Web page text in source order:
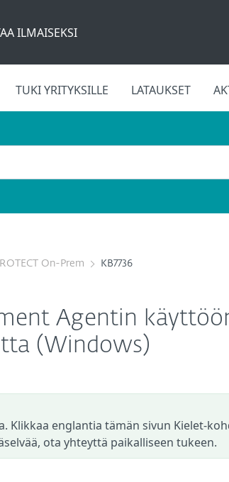
ILMAISEKSI
TUKI YRITYKSILLE LATAUKSET
On-Prem KB7736
Agentin
(Windows)
Klikkaa englantia tämän sivun Kielet-
ota yhteyttä paikalliseen tukeen.